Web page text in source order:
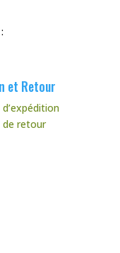
et Retour
de retour